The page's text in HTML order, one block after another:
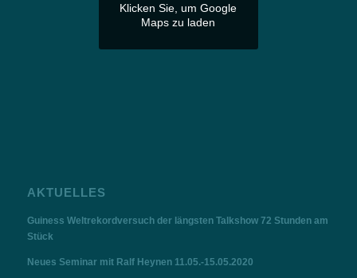
Klicken Sie, um Google
Maps zu laden
AKTUELLES
Guiness Weltrekordversuch der längsten Talkshow 72 Stunden am
Stück
Neues Seminar mit Ralf Heynen 11.05.-15.05.2020